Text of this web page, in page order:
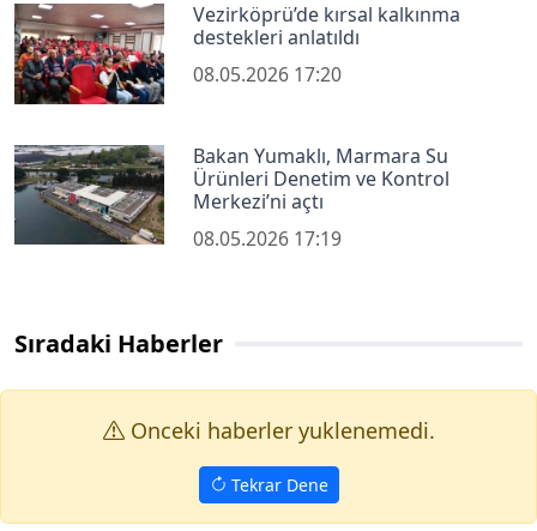
Vezirköprü’de kırsal kalkınma
destekleri anlatıldı
08.05.2026 17:20
Bakan Yumaklı, Marmara Su
Ürünleri Denetim ve Kontrol
Merkezi’ni açtı
08.05.2026 17:19
Sıradaki Haberler
Onceki haberler yuklenemedi.
Tekrar Dene